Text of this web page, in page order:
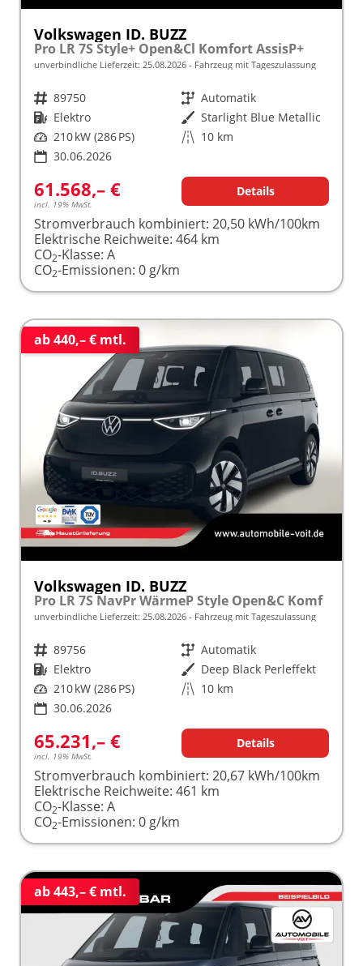
Volkswagen ID. BUZZ
Pro LR 7S Style+ Open&Cl Komfort AssisP+
unverbindliche Lieferzeit: 25.08.2026 Fahrzeug mit Tageszulassung
Fahrzeugnr. 89750 Getriebe Automatik
Kraftstoff Elektro Außenfarbe Starlight Blue Metallic
Leistung 210 kW (286 PS) Kilometerstand 10 km
30.06.2026
61.568,– €
incl. 19% MwSt.
Details
Stromverbrauch kombiniert: 20,50 kWh/100km
Elektrische Reichweite: 464 km
CO2-Klasse: A
CO2-Emissionen: 0 g/km
ab 440,– € mtl.
Volkswagen ID. BUZZ
Pro LR 7S NavPr WärmeP Style Open&C Komf
unverbindliche Lieferzeit: 25.08.2026 Fahrzeug mit Tageszulassung
Fahrzeugnr. 89756 Getriebe Automatik
Kraftstoff Elektro Außenfarbe Deep Black Perleffekt
Leistung 210 kW (286 PS) Kilometerstand 10 km
30.06.2026
65.231,– €
incl. 19% MwSt.
Details
Stromverbrauch kombiniert: 20,67 kWh/100km
Elektrische Reichweite: 461 km
CO2-Klasse: A
CO2-Emissionen: 0 g/km
ab 443,– € mtl.